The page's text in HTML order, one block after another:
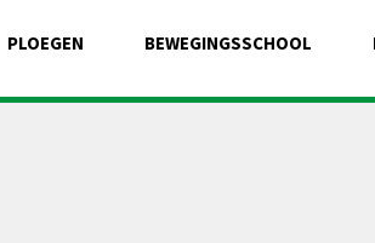
PLOEGEN BEWEGINGSSCHOOL